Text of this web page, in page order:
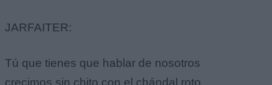
JARFAITER:
Tú que tienes que hablar de nosotros
crecimos sin chito con el chándal roto